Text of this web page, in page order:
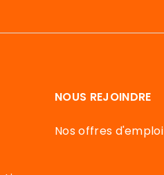
NOUS REJOINDRE
Nos offres d'emploi